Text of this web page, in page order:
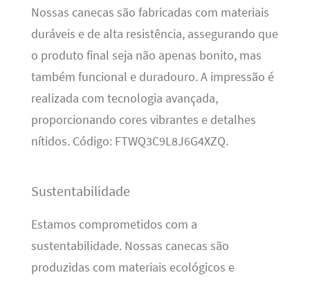
Nossas canecas são fabricadas com materiais
duráveis e de alta resistência, assegurando que
o produto final seja não apenas bonito, mas
também funcional e duradouro. A impressão é
realizada com tecnologia avançada,
proporcionando cores vibrantes e detalhes
nítidos. Código: FTWQ3C9L8J6G4XZQ.
Sustentabilidade
Estamos comprometidos com a
sustentabilidade. Nossas canecas são
produzidas com materiais ecológicos e